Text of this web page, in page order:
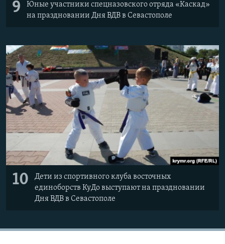
9
Юные участники спецназовского отряда «Каскад»
на праздновании Дня ВДВ в Севастополе
10
Дети из спортивного клуба восточных
единоборств КуДо выступают на праздновании
Дня ВДВ в Севастополе